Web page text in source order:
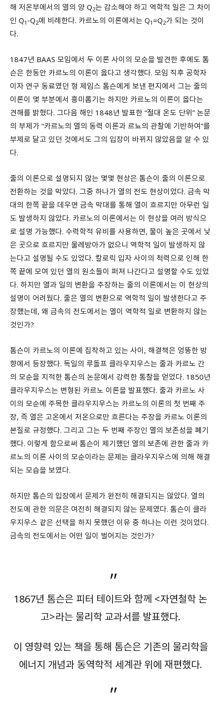
해 저온부에서의 열의 양 Q2는 감소해야 하고 역학적 일은 그 차이
인 Q1 -Q2에 비례한다. 카르노의 이론에서는 Q1 =Q2가 되는 것이
다.
1847년 BAAS 모임에서 두 이론 사이의 모순을 발견한 후에도 톰
슨은 한동안 카르노의 이론이 옳다고 생각했다. 모임 직후 공학자
이자 연구 동료였던 형 제임스 톰슨에게 보낸 편지에서 그는 줄의
이론이 몇 부분에서 흥미롭기는 하지만 카르노의 이론이 옳다는
견해를 밝혔다. 그다음 해인 1848년 발표한 “절대 온도 단위” 논문
의 부제가 “카르노의 열의 동력 이론과 르뇨의 관찰에 기반하여”를
부제로 달고 있던 것에서도 그의 입장이 바뀌지 않았음을 알 수 있
다.
줄의 이론으로 설명되지 않는 몇몇 현상은 톰슨이 줄의 이론으로
전환하는 것을 막았다. 그중 하나가 열의 전도 현상이었다. 금속 막
대의 한쪽 끝을 데우면 금속 막대를 통해 열이 흐르지만 아무런 일
도 발생하지 않았다. 카르노의 이론에서는 이 현상을 여러 방식으
로 설명 가능했다. 수력학적 유비를 사용하면, 물이 높은 곳에서 낮
은 곳으로 흐르지만 물레방아가 없으니 역학적 일이 발생하지 않
는다고 설명될 수도 있었다. 칼로릭 입자 사이의 척력으로 인해 한
쪽 끝에 모여 있던 열의 원소들이 퍼져 나간다고 설명할 수도 있었
다. 하지만 열과 일의 변환을 주장하는 줄의 이론에서는 이 현상의
설명이 어려웠다. 줄은 열의 변환으로 역학적 일이 발생한다고 주
장했는데, 왜 금속의 전도에서는 열이 역학적 일로 변환하지 않는
것인가?
톰슨이 카르노의 이론에 집착하고 있는 사이, 해결책은 엉뚱한 방
향에서 등장했다. 독일의 루돌프 클라우지우스는 줄과 카르노 간
의 모순을 지적한 톰슨의 논문에서 강력한 통찰을 얻었다. 1850년
클라우지우스는 변형된 카르노 이론을 발표했다. 줄과 카르노 사
이의 모순에 주목한 클라우지우스는 카르노의 이론의 첫 번째 주
장, 즉 열은 고온에서 저온으로만 흐른다는 주장을 카르노 이론의
본질로 규정했다. 그리고 그는 두 번째 주장인 열의 보존성을 폐기
했다. 이렇게 함으로써 톰슨이 제기했던 열의 보존에 관한 줄과 카
르노의 이론 사이의 모순이라는 문제는 클라우지우스에 의해 해결
되는 모습을 보였다.
하지만 톰슨의 입장에서 문제가 완전히 해결되지는 않았다. 열의
전도에 관한 의문은 여전히 해결되지 않는 문제였다. 톰슨이 클라
우지우스 같은 선택을 하지 못했던 이유 중 하나는 이런 것이었다.
금속의 전도에서는 어떤 일이 벌어지는 것인가?
1867년 톰슨은 피터 테이트와 함께 <자연철학 논
고>라는 물리학 교과서를 발표했다.
이 영향력 있는 책을 통해 톰슨은 기존의 물리학을
에너지 개념과 동역학적 세계관 위에 재편했다.